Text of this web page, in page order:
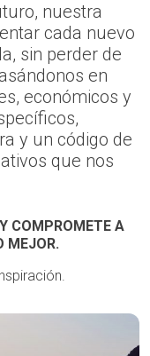
nuestra
cada nuevo
sin perder de
en
económicos y
y un código de
que nos
COMPROMETE A
MEJOR.